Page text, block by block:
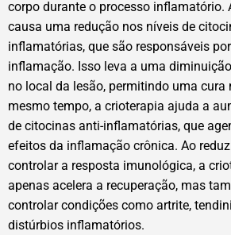
corpo durante o processo inflamatório.
causa uma redução nos níveis de
inflamatórias, que são responsáveis
inflamação. Isso leva a uma
no local da lesão, permitindo uma cura
mesmo tempo, a crioterapia ajuda a
de citocinas anti-inflamatórias, que
efeitos da inflamação crônica. Ao
controlar a resposta imunológica, a
apenas acelera a recuperação, mas
controlar condições como artrite,
distúrbios inflamatórios.